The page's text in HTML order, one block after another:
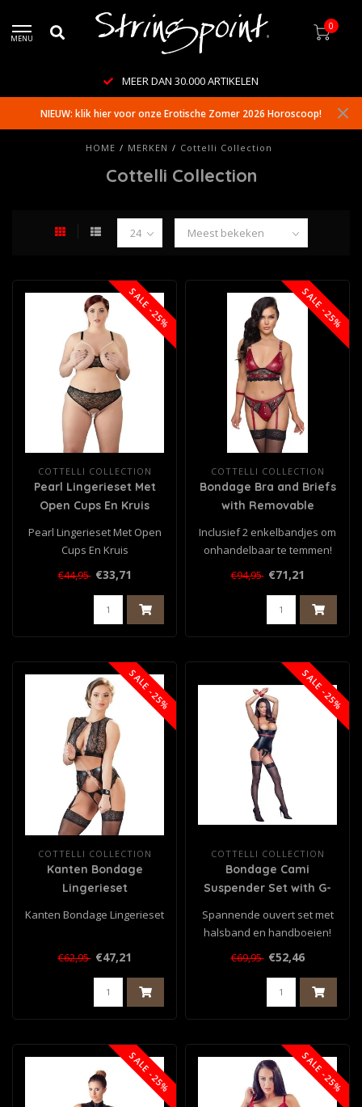
MENU
0
MEER DAN 30.000 ARTIKELEN
NIEUW: klik hier voor onze Erotische Zomer 2026 Horoscoop!
HOME / MERKEN / Cottelli Collection
Cottelli Collection
SALE -25%
COTTELLI COLLECTION
Pearl Lingerieset Met
Open Cups En Kruis
Pearl Lingerieset Met Open
Cups En Kruis
€44,95 €33,71
SALE -25%
COTTELLI COLLECTION
Bondage Bra and Briefs
with Removable
Inclusief 2 enkelbandjes om
onhandelbaar te temmen!
Bralette plus jarretelslip ..
€94,95 €71,21
SALE -25%
COTTELLI COLLECTION
Kanten Bondage
Lingerieset
Kanten Bondage Lingerieset
€62,95 €47,21
SALE -25%
COTTELLI COLLECTION
Bondage Cami
Suspender Set with G-
Spannende ouvert set met
halsband en handboeien!
Openvallende jarretel
chemise ..
€69,95 €52,46
SALE -25% SALE -25%